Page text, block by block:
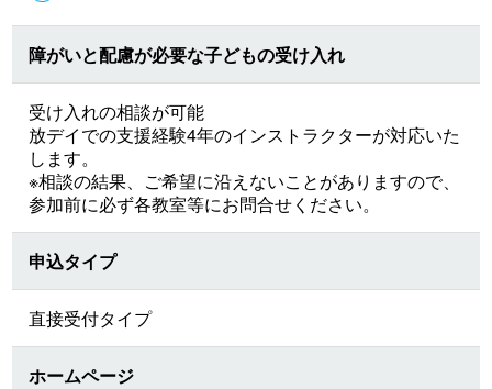
障がいと配慮が必要な子どもの受け入れ
受け入れの相談が可能
放デイでの支援経験4年のインストラクターが対応いた
します。
※相談の結果、ご希望に沿えないことがありますので、
参加前に必ず各教室等にお問合せください。
申込タイプ
直接受付タイプ
ホームページ